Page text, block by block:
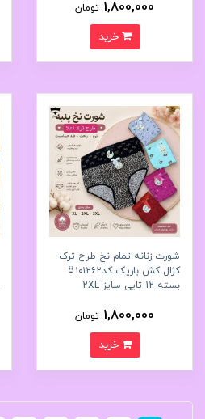
1,800,000 تومان
خرید
شورت زنانه تمام نخ طرح ترک
کژال کش باریک کد۱۰۱۲۶۲👙
بسته 12 تایی سایز 2XL
1,800,000 تومان
خرید